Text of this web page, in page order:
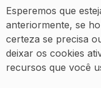
Esperemos que
anteriormente, se
certeza se precisa
deixar os cookies
recursos que você